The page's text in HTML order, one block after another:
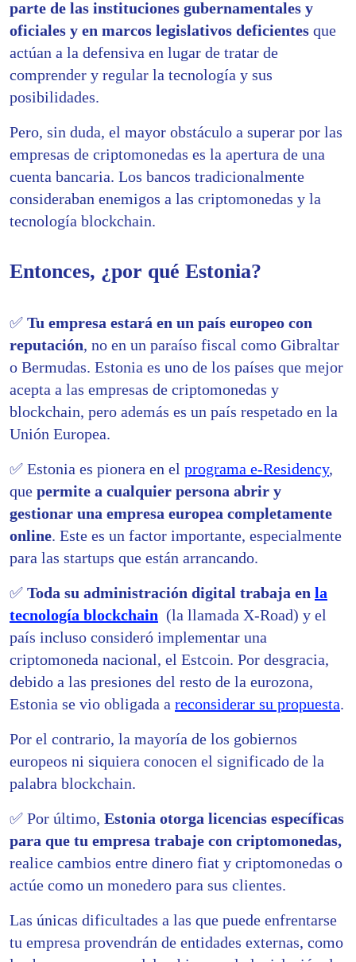
parte de las instituciones gubernamentales y
oficiales y en marcos legislativos deficientes que
actúan a la defensiva en lugar de tratar de
comprender y regular la tecnología y sus
posibilidades.
Pero, sin duda, el mayor obstáculo a superar por las
empresas de criptomonedas es la apertura de una
cuenta bancaria. Los bancos tradicionalmente
consideraban enemigos a las criptomonedas y la
tecnología blockchain.
Entonces, ¿por qué Estonia?
✅ Tu empresa estará en un país europeo con
reputación, no en un paraíso fiscal como Gibraltar
o Bermudas. Estonia es uno de los países que mejor
acepta a las empresas de criptomonedas y
blockchain, pero además es un país respetado en la
Unión Europea.
✅ Estonia es pionera en el programa e-Residency,
que permite a cualquier persona abrir y
gestionar una empresa europea completamente
online. Este es un factor importante, especialmente
para las startups que están arrancando.
✅ Toda su administración digital trabaja en la
tecnología blockchain (la llamada X-Road) y el
país incluso consideró implementar una
criptomoneda nacional, el Estcoin. Por desgracia,
debido a las presiones del resto de la eurozona,
Estonia se vio obligada a reconsiderar su propuesta.
Por el contrario, la mayoría de los gobiernos
europeos ni siquiera conocen el significado de la
palabra blockchain.
✅ Por último, Estonia otorga licencias específicas
para que tu empresa trabaje con criptomonedas,
realice cambios entre dinero fiat y criptomonedas o
actúe como un monedero para sus clientes.
Las únicas dificultades a las que puede enfrentarse
tu empresa provendrán de entidades externas, como